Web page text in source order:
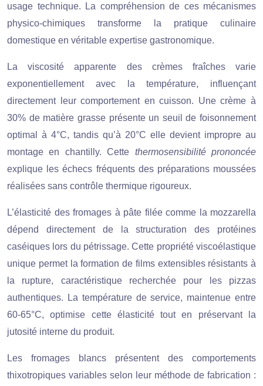
usage technique. La compréhension de ces mécanismes
physico-chimiques transforme la pratique culinaire
domestique en véritable expertise gastronomique.
La viscosité apparente des crèmes fraîches varie
exponentiellement avec la température, influençant
directement leur comportement en cuisson. Une crème à
30% de matière grasse présente un seuil de foisonnement
optimal à 4°C, tandis qu’à 20°C elle devient impropre au
montage en chantilly. Cette thermosensibilité prononcée
explique les échecs fréquents des préparations moussées
réalisées sans contrôle thermique rigoureux.
L’élasticité des fromages à pâte filée comme la mozzarella
dépend directement de la structuration des protéines
caséiques lors du pétrissage. Cette propriété viscoélastique
unique permet la formation de films extensibles résistants à
la rupture, caractéristique recherchée pour les pizzas
authentiques. La température de service, maintenue entre
60-65°C, optimise cette élasticité tout en préservant la
jutosité interne du produit.
Les fromages blancs présentent des comportements
thixotropiques variables selon leur méthode de fabrication :